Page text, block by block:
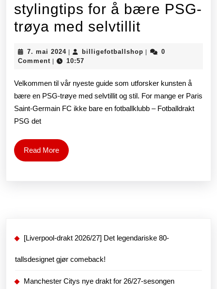
stylingtips for å bære PSG-
trøya med selvtillit
som
en
stjerne:
stylingtips
selvtillit
7. mai 20247.
mai
billigefotballshop billigefotballshop
0
Comment
10:57
Velkommen til vår nyeste guide som utforsker kunsten å
bære en PSG-trøye med selvtillit og stil. For mange er Paris
Saint-Germain FC ikke bare en fotballklubb – Fotballdrakt
PSG det
Read MoreRead
More
[Liverpool-drakt 2026/27] Det legendariske 80-
tallsdesignet gjør comeback!
Manchester Citys nye drakt for 26/27-sesongen